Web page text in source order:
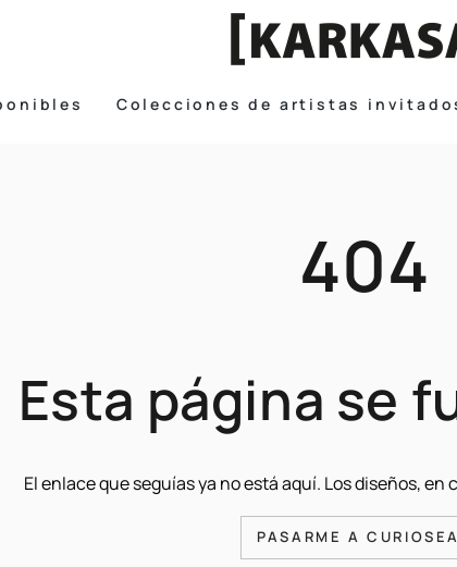
Colecciones de artistas
404
Esta página se
El enlace que seguías ya no está aquí. Los diseños,
PASARME A